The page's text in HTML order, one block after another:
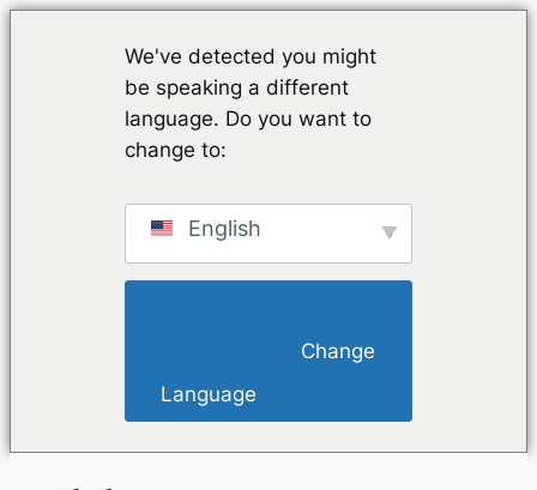
We've detected you might
be speaking a different
language. Do you want to
change to:
English
Language